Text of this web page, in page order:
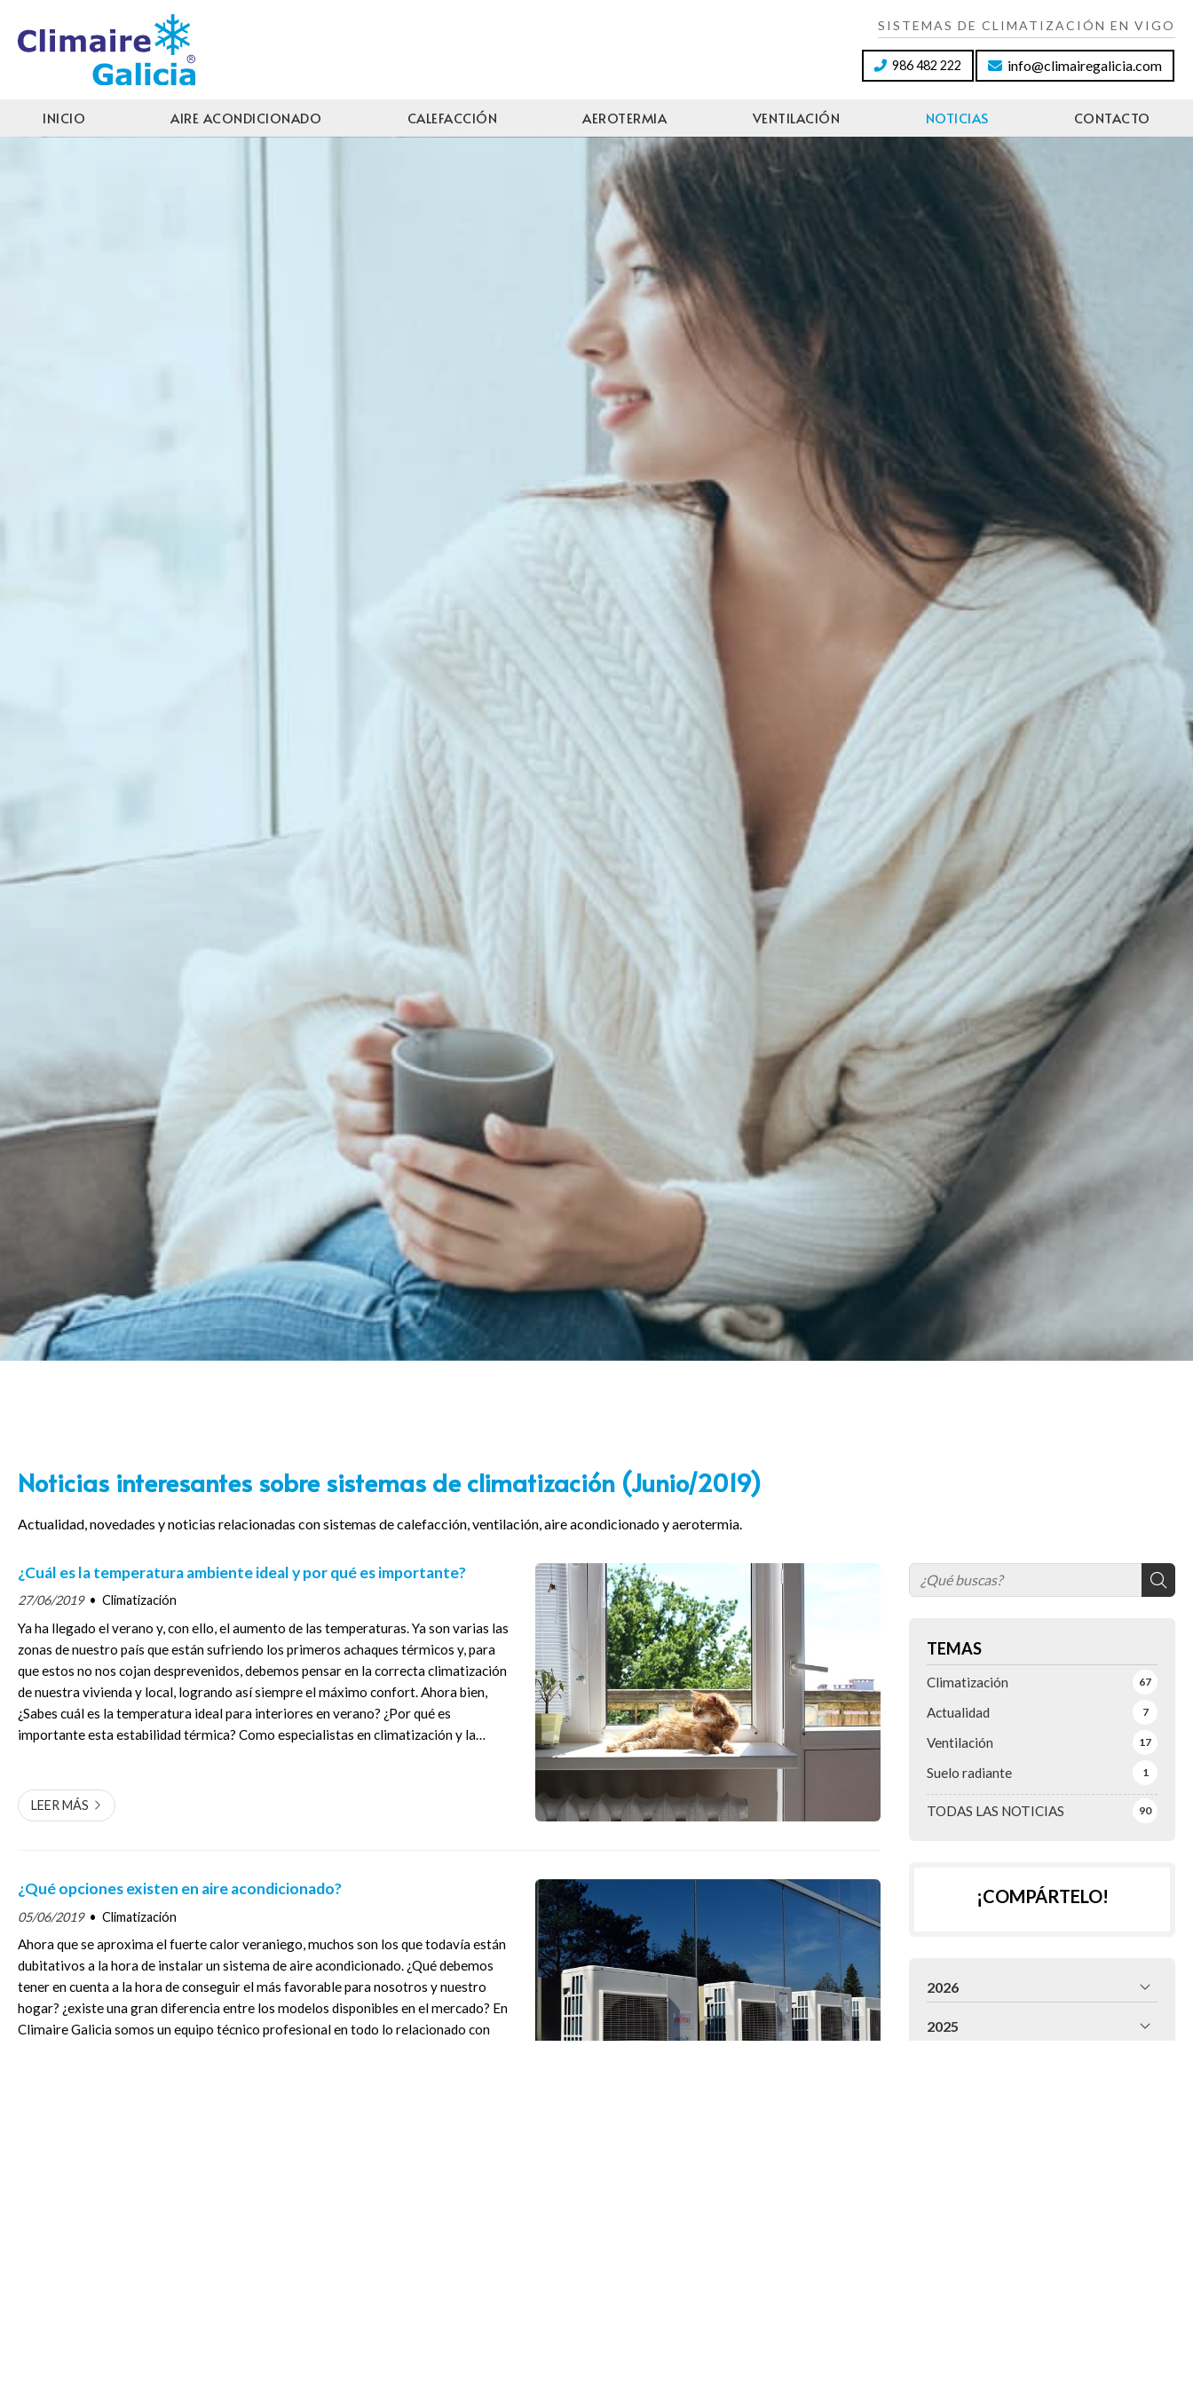
SISTEMAS DE CLIMATIZACIÓN EN VIGO
986 482 222 info@climairegalicia.com
INICIO AIRE ACONDICIONADO CALEFACCIÓN AEROTERMIA VENTILACIÓN NOTICIAS CONTACTO
Noticias interesantes sobre sistemas de climatización (Junio/2019)
Actualidad, novedades y noticias relacionadas con sistemas de calefacción, ventilación, aire acondicionado y aerotermia.
TEMAS
TODAS LAS NOTICIAS 90
Climatización 67
Actualidad 7
Ventilación 17
Suelo radiante 1
¿Cuál es la temperatura ambiente ideal y por qué es importante?
27/06/2019 Climatización
Ya ha llegado el verano y, con ello, el aumento de las temperaturas. Ya son varias las
zonas de nuestro país que están sufriendo los primeros achaques térmicos y, para
que estos no nos cojan desprevenidos, debemos pensar en la correcta climatización
de nuestra vivienda y local, logrando así siempre el máximo confort. Ahora bien,
¿Sabes cuál es la temperatura ideal para interiores en verano? ¿Por qué es
importante esta estabilidad térmica? Como especialistas en climatización y la
LEER MÁS
¿Qué opciones existen en aire acondicionado?
05/06/2019 Climatización
Ahora que se aproxima el fuerte calor veraniego, muchos son los que todavía están
dubitativos a la hora de instalar un sistema de aire acondicionado. ¿Qué debemos
tener en cuenta a la hora de conseguir el más favorable para nosotros y nuestro
hogar? ¿existe una gran diferencia entre los modelos disponibles en el mercado? En
Climaire Galicia somos un equipo técnico profesional en todo lo relacionado con
¡COMPÁRTELO!
2026
2025